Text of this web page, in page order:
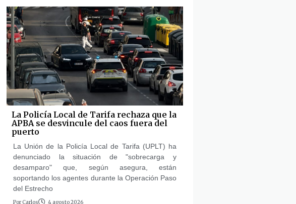
La Policía Local de Tarifa rechaza que la
APBA se desvincule del caos fuera del
puerto
La Unión de la Policía Local de Tarifa (UPLT) ha
denunciado la situación de "sobrecarga y
desamparo" que, según asegura, están
soportando los agentes durante la Operación Paso
del Estrecho
Por Carlos 4 agosto 2026